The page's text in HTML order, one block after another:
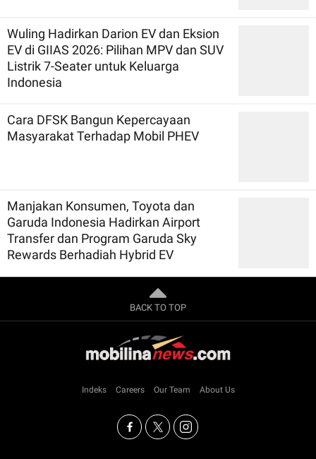
Wuling Hadirkan Darion EV dan Eksion
EV di GIIAS 2026: Pilihan MPV dan SUV
Listrik 7-Seater untuk Keluarga
Indonesia
Cara DFSK Bangun Kepercayaan
Masyarakat Terhadap Mobil PHEV
Manjakan Konsumen, Toyota dan
Garuda Indonesia Hadirkan Airport
Transfer dan Program Garuda Sky
Rewards Berhadiah Hybrid EV
BACK TO TOP
Indeks Careers Our Team About Us